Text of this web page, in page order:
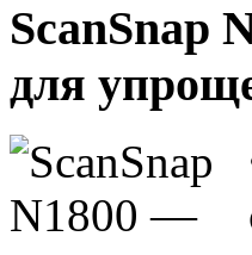
ScanSnap
для